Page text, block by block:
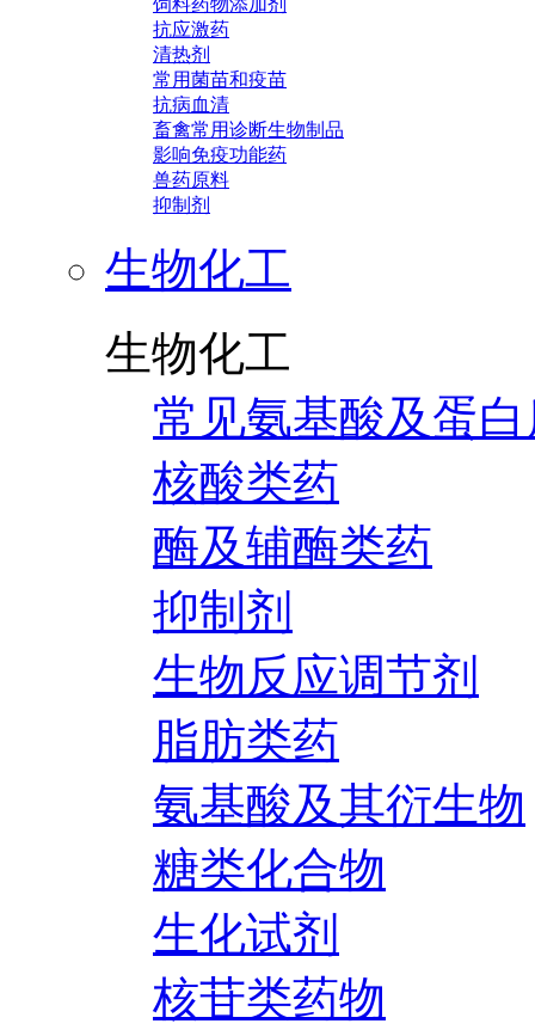
饲料药物添加剂
抗应激药
清热剂
常用菌苗和疫苗
抗病血清
畜禽常用诊断生物制品
影响免疫功能药
兽药原料
抑制剂
生物化工
生物化工
常见氨基酸及蛋
核酸类药
酶及辅酶类药
抑制剂
生物反应调节剂
脂肪类药
氨基酸及其衍生物
糖类化合物
生化试剂
核苷类药物